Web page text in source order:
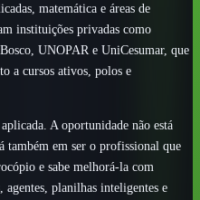
matemática e áreas de
instituições privadas como
UNOPAR e UniCesumar, que
a cursos ativos, polos e
A oportunidade não está
também em ser o profissional que
e sabe melhorá-la com
agentes, planilhas inteligentes e